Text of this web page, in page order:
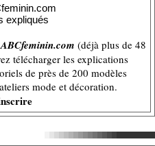
(déjà plus de 48
télécharger les explications
de près de 200 modèles
mode et décoration.